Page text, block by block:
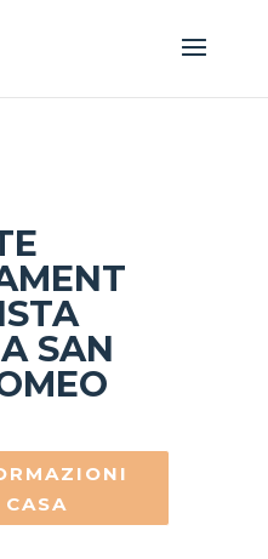
SAN